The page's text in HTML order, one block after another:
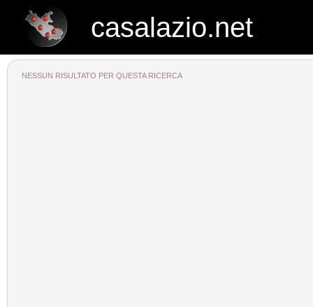
casalazio.net
NESSUN RISULTATO PER QUESTA RICERCA
casalazio.net